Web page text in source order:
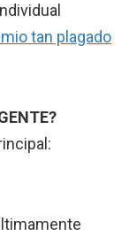
tan plagado